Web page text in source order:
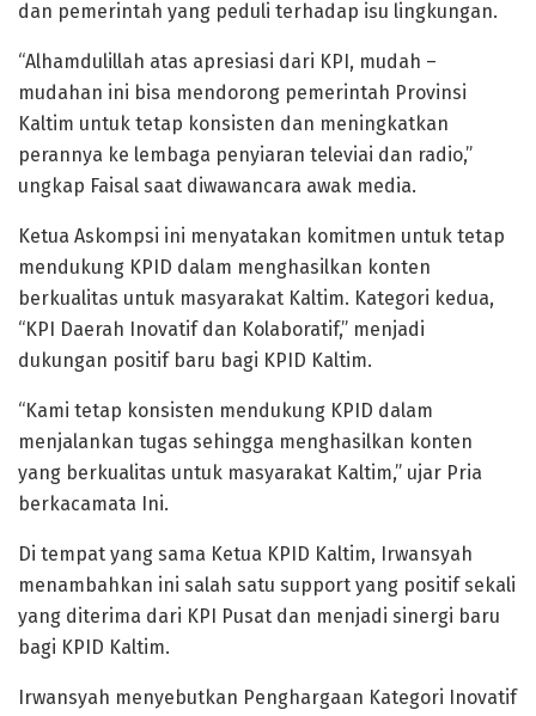
dan pemerintah yang peduli terhadap isu lingkungan.
“Alhamdulillah atas apresiasi dari KPI, mudah –
mudahan ini bisa mendorong pemerintah Provinsi
Kaltim untuk tetap konsisten dan meningkatkan
perannya ke lembaga penyiaran televiai dan radio,”
ungkap Faisal saat diwawancara awak media.
Ketua Askompsi ini menyatakan komitmen untuk tetap
mendukung KPID dalam menghasilkan konten
berkualitas untuk masyarakat Kaltim. Kategori kedua,
“KPI Daerah Inovatif dan Kolaboratif,” menjadi
dukungan positif baru bagi KPID Kaltim.
“Kami tetap konsisten mendukung KPID dalam
menjalankan tugas sehingga menghasilkan konten
yang berkualitas untuk masyarakat Kaltim,” ujar Pria
berkacamata Ini.
Di tempat yang sama Ketua KPID Kaltim, Irwansyah
menambahkan ini salah satu support yang positif sekali
yang diterima dari KPI Pusat dan menjadi sinergi baru
bagi KPID Kaltim.
Irwansyah menyebutkan Penghargaan Kategori Inovatif